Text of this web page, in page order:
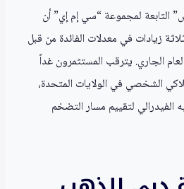
التابعة لمجموعة “سي إم إي” أن
زيادات في معدلات الفائدة من قبل
الجاري. يترقب المستثمرون غداً
الشخصي في الولايات المتحدة،
الفيدرالي لتقييم مسار التضخم